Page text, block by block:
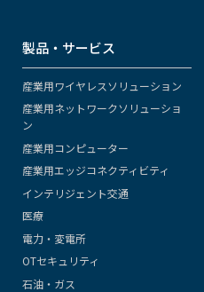
製品・サービス
産業用ワイヤレスソリューション
産業用ネットワークソリューショ
ン
産業用コンピューター
産業用エッジコネクティビティ
インテリジェント交通
医療
電力・変電所
OTセキュリティ
石油・ガス